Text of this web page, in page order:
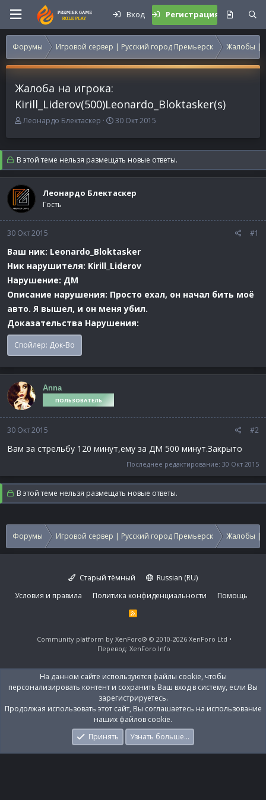
Вход Регистрация
Форумы Игровой сервер | Русский город Премьерск Жалобы |
Жалоба на игрока:
Kirill_Liderov(500)Leonardo_Bloktasker(s)
А
т
о
р
т
е
м
ы
Леонардо Блектаскер
Д
т
а
н
а
а
30 Окт 2015
В этой теме нельзя размещать новые ответы.
Леонардо Блектаскер
Гость
30 Окт 2015 #1
Ваш ник: Leonardo_Bloktasker
Ник нарушителя: Kirill_Liderov
Нарушение: ДМ
Описание нарушения: Просто ехал, он начал бить моё
авто. Я вышел, и он меня убил.
Доказательства Нарушения:
Спойлер: Док-Во
Anna
ПОЛЬЗОВАТЕЛЬ
30 Окт 2015 #2
Вам за стрельбу 120 минут,ему за ДМ 500 минут.Закрыто
Последнее редактирование: 30 Окт 2015
В этой теме нельзя размещать новые ответы.
Форумы Игровой сервер | Русский город Премьерск Жалобы |
Старый тёмный
Russian (RU)
Условия и правила
Политика конфиденциальности Помощь
R
Community platform by XenForo® © 2010-2026 XenForo Ltd
Перевод: XenForo.Info
На данном сайте используются файлы cookie, чтобы
персонализировать контент и сохранить Ваш вход в систему, если Вы
зарегистрируетесь.
Продолжая использовать этот сайт, Вы соглашаетесь на использование
наших файлов cookie.
Принять
Узнать больше…